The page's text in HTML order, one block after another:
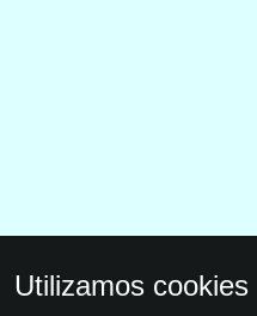
Utilizamos